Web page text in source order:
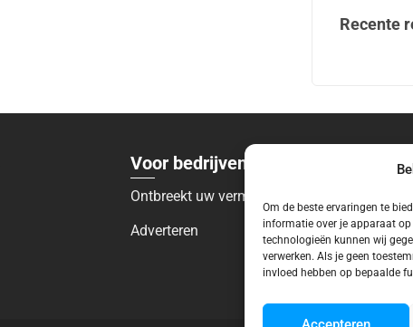
Om de beste ervaringen te
informatie over je apparaat
technologieën kunnen wij
verwerken. Als je geen
invloed hebben op bepaalde
Recente
Voor bedrijven
Ontbreekt uw vermelding?
Adverteren